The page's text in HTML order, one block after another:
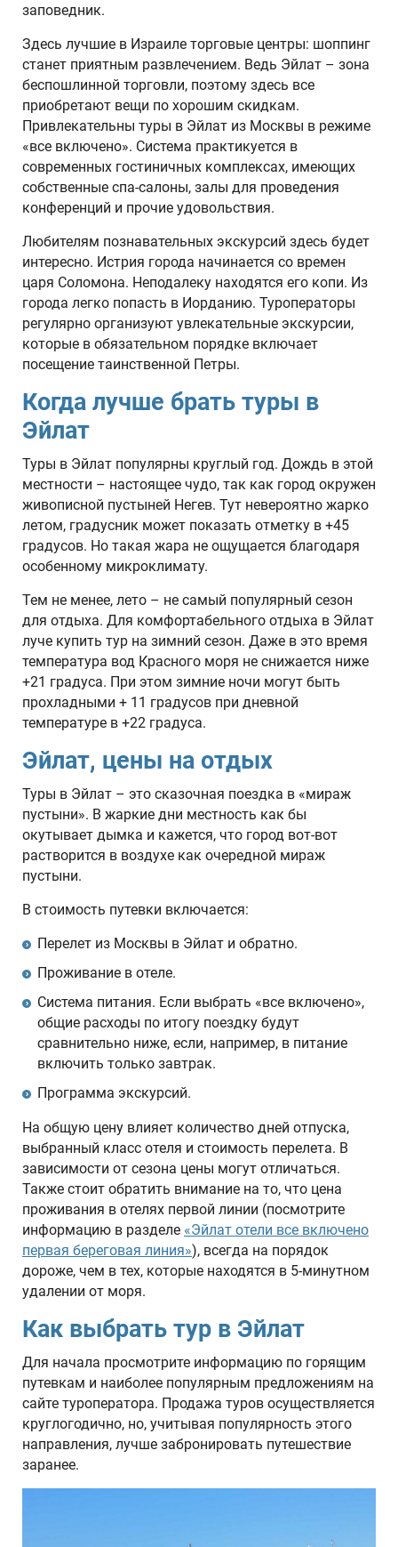
заповедник.
Здесь лучшие в Израиле торговые центры: шоппинг
станет приятным развлечением. Ведь Эйлат – зона
беспошлинной торговли, поэтому здесь все
приобретают вещи по хорошим скидкам.
Привлекательны туры в Эйлат из Москвы в режиме
«все включено». Система практикуется в
современных гостиничных комплексах, имеющих
собственные спа-салоны, залы для проведения
конференций и прочие удовольствия.
Любителям познавательных экскурсий здесь будет
интересно. Истрия города начинается со времен
царя Соломона. Неподалеку находятся его копи. Из
города легко попасть в Иорданию. Туроператоры
регулярно организуют увлекательные экскурсии,
которые в обязательном порядке включает
посещение таинственной Петры.
Когда лучше брать туры в
Эйлат
Туры в Эйлат популярны круглый год. Дождь в этой
местности – настоящее чудо, так как город окружен
живописной пустыней Негев. Тут невероятно жарко
летом, градусник может показать отметку в +45
градусов. Но такая жара не ощущается благодаря
особенному микроклимату.
Тем не менее, лето – не самый популярный сезон
для отдыха. Для комфортабельного отдыха в Эйлат
луче купить тур на зимний сезон. Даже в это время
температура вод Красного моря не снижается ниже
+21 градуса. При этом зимние ночи могут быть
прохладными + 11 градусов при дневной
температуре в +22 градуса.
Эйлат, цены на отдых
Туры в Эйлат – это сказочная поездка в «мираж
пустыни». В жаркие дни местность как бы
окутывает дымка и кажется, что город вот-вот
растворится в воздухе как очередной мираж
пустыни.
В стоимость путевки включается:
Перелет из Москвы в Эйлат и обратно.
Проживание в отеле.
Система питания. Если выбрать «все включено»,
общие расходы по итогу поездку будут
сравнительно ниже, если, например, в питание
включить только завтрак.
Программа экскурсий.
На общую цену влияет количество дней отпуска,
выбранный класс отеля и стоимость перелета. В
зависимости от сезона цены могут отличаться.
Также стоит обратить внимание на то, что цена
проживания в отелях первой линии (посмотрите
информацию в разделе «Эйлат отели все включено
первая береговая линия»), всегда на порядок
дороже, чем в тех, которые находятся в 5-минутном
удалении от моря.
Как выбрать тур в Эйлат
Для начала просмотрите информацию по горящим
путевкам и наиболее популярным предложениям на
сайте туроператора. Продажа туров осуществляется
круглогодично, но, учитывая популярность этого
направления, лучше забронировать путешествие
заранее.